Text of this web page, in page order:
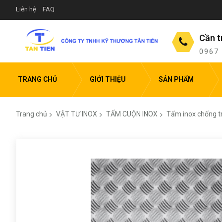
Liên hệ FAQ
Cần
0967
TRANG CHỦ GIỚI THIỆU SẢN PHẨM
Trang chủ VẬT TƯ INOX TẤM CUỘN INOX Tấm inox chống